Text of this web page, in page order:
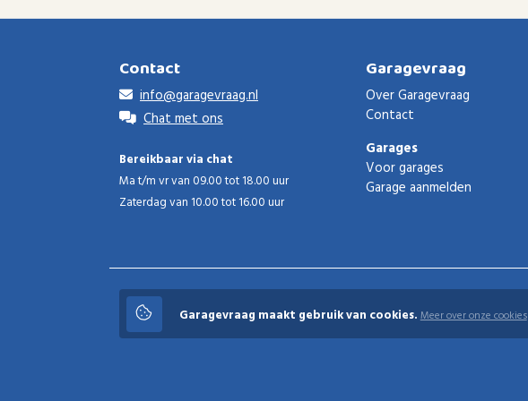
Contact
info@garagevraag.nl
Chat met ons
Bereikbaar via chat
Ma t/m vr van 09.00 tot 18.00 uur
Zaterdag van 10.00 tot 16.00 uur
Garagevraag
Over Garagevraag
Contact
Garages
Voor garages
Garage aanmelden
Garagevraag
© 2026 Garagevraag - V1.3.5 - Alle rechten voorbehouden
Garagevraag maakt gebruik van cookies.Meer over onze cookies